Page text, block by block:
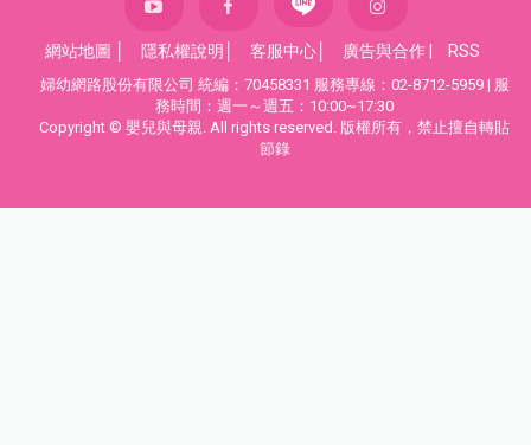
網站地圖 隱私權說明 客服中心 廣告與合作 RSS
婦幼網路股份有限公司 統編：70458331 服務專線：02-8712-5959 | 服
務時間：週一～週五：10:00~17:30
Copyright © 嬰兒與母親. All rights reserved. 版權所有，禁止擅自轉貼
節錄